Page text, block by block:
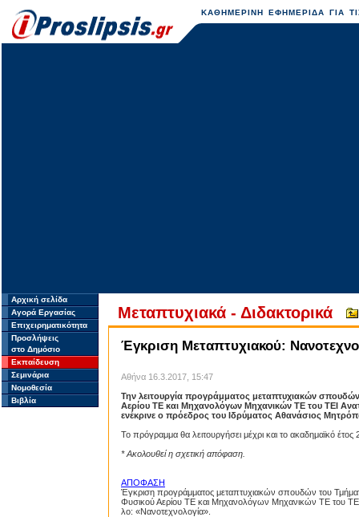
ΚΑΘΗΜΕΡΙΝΗ ΕΦΗΜΕΡΙΔΑ ΓΙΑ
Αρχική σελίδα
Αγορά Εργασίας
Επιχειρηματικότητα
Προσλήψεις
στο Δημόσιο
Εκπαίδευση
Σεμινάρια
Νομοθεσία
Βιβλία
Μεταπτυχιακά - Διδακτορικά
Έγκριση Μεταπτυχιακού:
Αθήνα 16.3.2017, 15:47
Την λειτουργία προγράμματος μεταπτυχιακών
Αερίου ΤΕ και Μηχανολόγων Μηχανικών ΤΕ του ΤΕΙ
ενέκρινε ο πρόεδρος του Ιδρύματος Αθανάσιος
Το πρόγραμμα θα λειτουργήσει μέχρι και το ακαδημαϊκό
* Ακολουθεί η σχετική απόφαση.
ΑΠΟΦΑΣΗ
Έγκριση προγράμματος μεταπτυχιακών σπουδών του
Φυσικού Αερίου ΤΕ και Μηχανολόγων Μηχανικών ΤΕ του ΤΕΙ
λο: «Νανοτεχνολογία».